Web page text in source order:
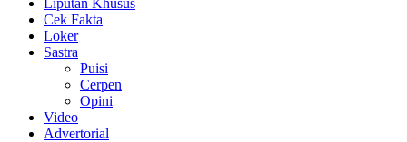
Cek Fakta
Loker
Sastra
Puisi
Cerpen
Opini
Video
Advertorial